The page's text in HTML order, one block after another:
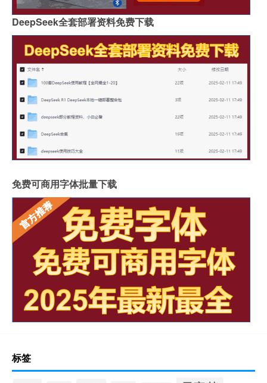
DeepSeek全套部署资料免费下载
免费可商用字体批量下载
标签